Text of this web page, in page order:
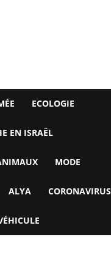
ECOLOGIE
EN ISRAËL
MODE
ALYA CORONAVIRUS